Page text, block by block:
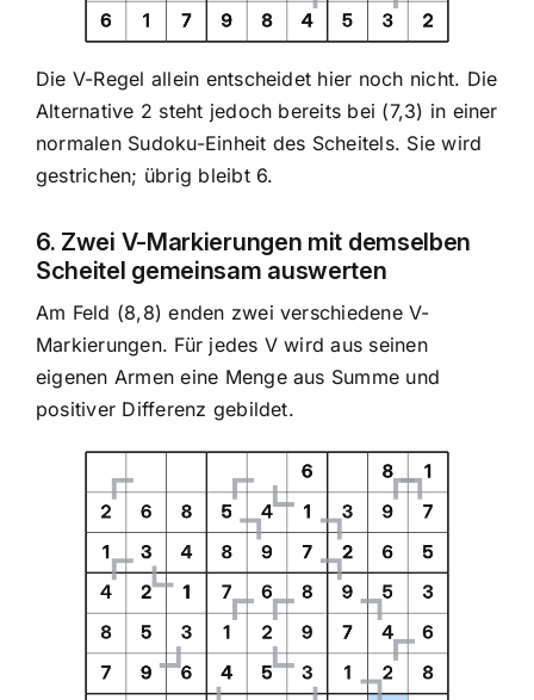
Die V-Regel allein entscheidet hier noch nicht. Die
Alternative 2 steht jedoch bereits bei (7,3) in einer
normalen Sudoku-Einheit des Scheitels. Sie wird
gestrichen; übrig bleibt 6.
6. Zwei V-Markierungen mit demselben
Scheitel gemeinsam auswerten
Am Feld (8,8) enden zwei verschiedene V-
Markierungen. Für jedes V wird aus seinen
eigenen Armen eine Menge aus Summe und
positiver Differenz gebildet.